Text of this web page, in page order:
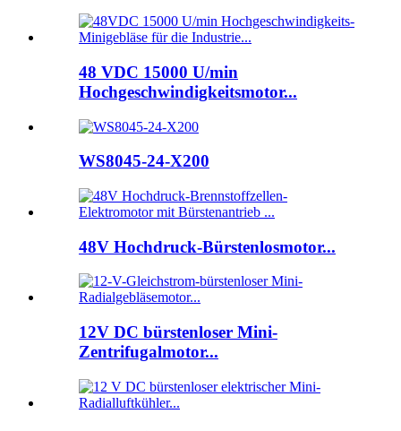
48 VDC 15000 U/min
Hochgeschwindigkeitsmotor...
WS8045-24-X200
48V Hochdruck-Bürstenlosmotor...
12V DC bürstenloser Mini-
Zentrifugalmotor...